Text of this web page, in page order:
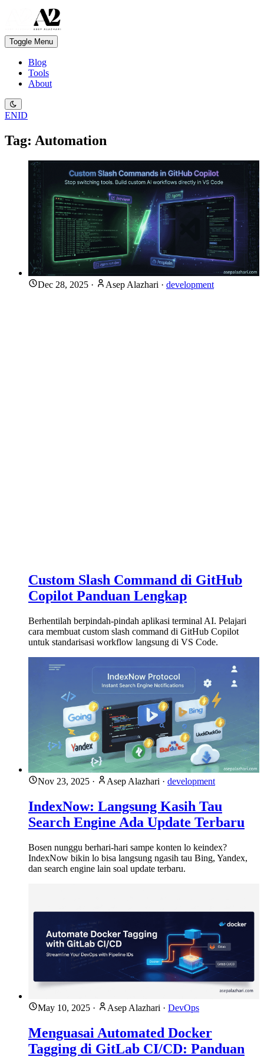
Toggle Menu
Blog
Tools
About
ENID
Tag: Automation
Dec 28, 2025 · Asep Alazhari · development
Custom Slash Command di GitHub
Copilot Panduan Lengkap
Berhentilah berpindah-pindah aplikasi terminal AI. Pelajari
cara membuat custom slash command di GitHub Copilot
untuk standarisasi workflow langsung di VS Code.
Nov 23, 2025 · Asep Alazhari · development
IndexNow: Langsung Kasih Tau
Search Engine Ada Update Terbaru
Bosen nunggu berhari-hari sampe konten lo keindex?
IndexNow bikin lo bisa langsung ngasih tau Bing, Yandex,
dan search engine lain soal update terbaru.
May 10, 2025 · Asep Alazhari · DevOps
Menguasai Automated Docker
Tagging di GitLab CI/CD: Panduan